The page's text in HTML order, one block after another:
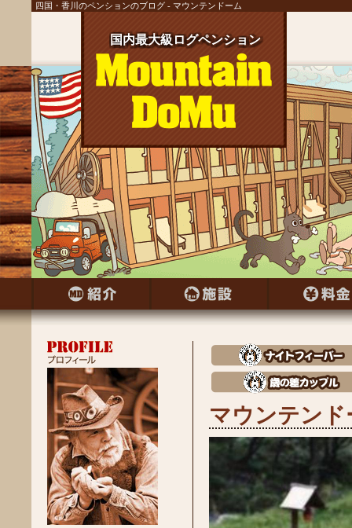
四国・香川のペンションのブログ - マウンテンドーム
国内最大級ログペンション
国内最大級ログペンション
国内最大級ログペンション
国内最大級ログペンション
国内最大級ログペンション
国内最大級ログペンション
国内最大級ログペンション
国内最大級ログペンション
国内最大級ログペンション
国内最大級ログペンション
国内最大級ログペンション
国内最大級ログペンション
国内最大級ログペンション
国内最大級ログペンション
国内最大級ログペンション
国内最大級ログペンション
国内最大級ログペンション
国内最大級ログペンション
国内最大級ログペンション
国内最大級ログペンション
国内最大級ログペンション
国内最大級ログペンション
国内最大級ログペンション
国内最大級ログペンション
国内最大級ログペンション
マウンテン